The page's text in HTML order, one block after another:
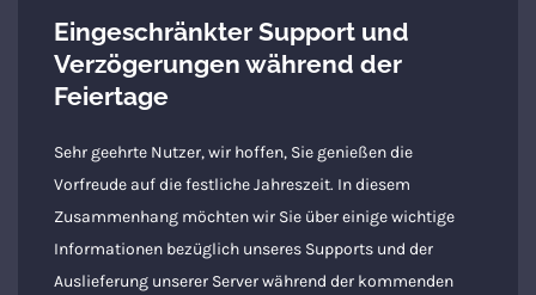
Eingeschränkter Support und
Verzögerungen während der
Feiertage
Sehr geehrte Nutzer, wir hoffen, Sie genießen die
Vorfreude auf die festliche Jahreszeit. In diesem
Zusammenhang möchten wir Sie über einige wichtige
Informationen bezüglich unseres Supports und der
Auslieferung unserer Server während der kommenden